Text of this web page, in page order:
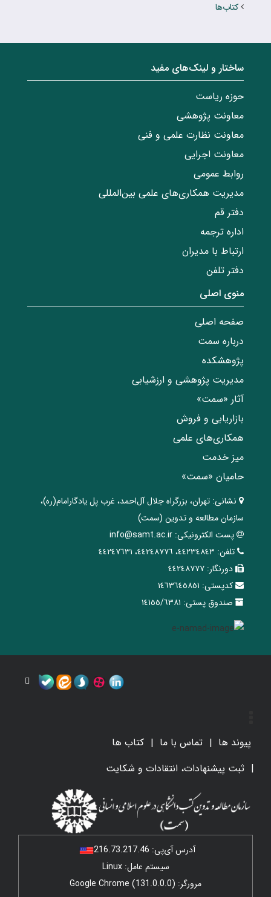
کتاب‌ها
ساختار‌‌ و‌‌ لینک‌های مفید
حوزه ریاست
معاونت پژوهشی
معاونت نظارت علمی و فنی
معاونت اجرایی
روابط عمومی
مدیریت همکاری‌های علمی بین‌المللی
دفتر قم
اداره ترجمه
ارتباط با مدیران
دفتر تلفن
منوی اصلی
صفحه اصلی
درباره سمت
پژوهشکده
مدیریت پژوهشی و ارزشیابی
آثار «سمت»
بازاریابی و فروش
همکاری‌های علمی
میز خدمت
حامیان «سمت»
نشانی: تهران، ‌بزرگراه ‌جلال آل‌احمد، غرب پل يادگار‌امام(ره)‌،
سازمان مطالعه و تدوین‌ (سمت)
پست الکترونیکی: info@samt.ac.ir
تلفن: ٤٤٢٣٤٨٤٣، ٤٤٢٤٨٧٧٦، ٤٤٢٤٧٦٣١
دورنگار: ٤٤٢٤٨٧٧٧
کدپستی: ١٤٦٣٦٤٥٨٥١
صندوق پستی: ١٤١٥٥/٦٣٨١
پیوند ها تماس با ما
کتاب ها
ثبت پیشنهادات، انتقادات و شکایت
آدرس آی‌پی: 216.73.217.46
سیستم عامل: Linux
مرورگر: Google Chrome (131.0.0.0)